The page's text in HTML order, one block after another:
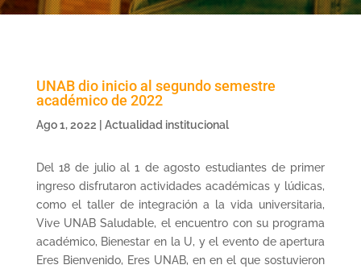
UNAB dio inicio al segundo semestre
académico de 2022
Ago 1, 2022 Actualidad institucional
Del 18 de julio al 1 de agosto estudiantes de primer
ingreso disfrutaron actividades académicas y lúdicas,
como el taller de integración a la vida universitaria,
Vive UNAB Saludable, el encuentro con su programa
académico, Bienestar en la U, y el evento de apertura
Eres Bienvenido, Eres UNAB, en en el que sostuvieron